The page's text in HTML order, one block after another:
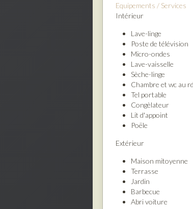
Equipements / Services
Intérieur
Lave-linge
Poste de télévision
Micro-ondes
Lave-vaisselle
Chambre et wc au
Tel portable
Congèlateur
Lit d'appoint
Poële
Extérieur
Maison mitoyenne
Terrasse
Jardin
Barbecue
Abri voiture